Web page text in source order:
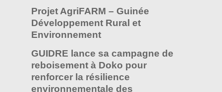
Projet AgriFARM – Guinée
Développement Rural et
Environnement
GUIDRE lance sa campagne de
reboisement à Doko pour
renforcer la résilience
environnementale des